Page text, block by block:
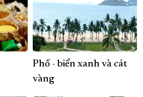
Phố - biển xanh và cát
vàng